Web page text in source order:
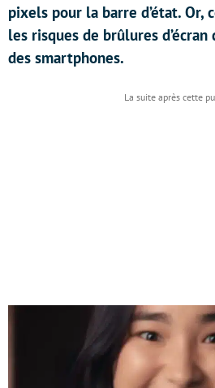
pixels pour la barre d’état.
les risques de brûlures d’écran
des smartphones.